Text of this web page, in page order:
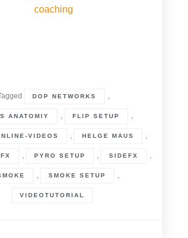
coaching
DOP NETWORKS ,
ANATOMIY , FLIP SETUP ,
VIDEOS , HELGE MAUS ,
, PYRO SETUP , SIDEFX ,
, SMOKE SETUP ,
VIDEOTUTORIAL